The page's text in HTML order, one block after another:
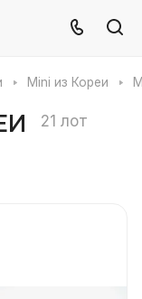
Mini из Кореи
21 лот